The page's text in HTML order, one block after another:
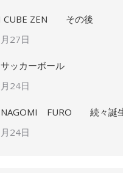
CUBE ZEN その後
27日
ッカーボール
24日
FURO 続々誕
24日